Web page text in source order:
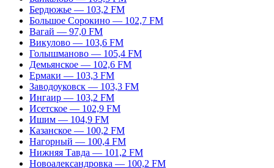
Бердюжье — 103,2 FM
Большое Сорокино — 102,7 FM
Вагай — 97,0 FM
Викулово — 103,6 FM
Голышманово — 105,4 FM
Демьянское — 102,6 FM
Ермаки — 103,3 FM
Заводоуковск — 103,3 FM
Ингаир — 103,2 FM
Исетское — 102,9 FM
Ишим — 104,9 FM
Казанское — 100,2 FM
Нагорный — 100,4 FM
Нижняя Тавда — 101,2 FM
Новоалександровка — 100,2 FM